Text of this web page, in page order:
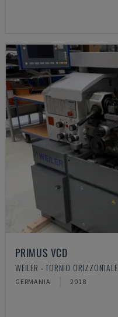
PRIMUS VCD
WEILER - TORNIO ORIZZONTALE
GERMANIA 2018